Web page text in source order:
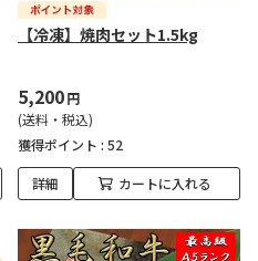
【冷凍】焼肉セット1.5kg
5,200円
(送料・税込)
獲得ポイント : 52
詳細 カートに入れる